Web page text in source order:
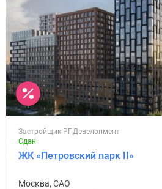
Застройщик РГ-Девелопмент
Сдан
ЖК «Петровский парк II»
Москва, САО